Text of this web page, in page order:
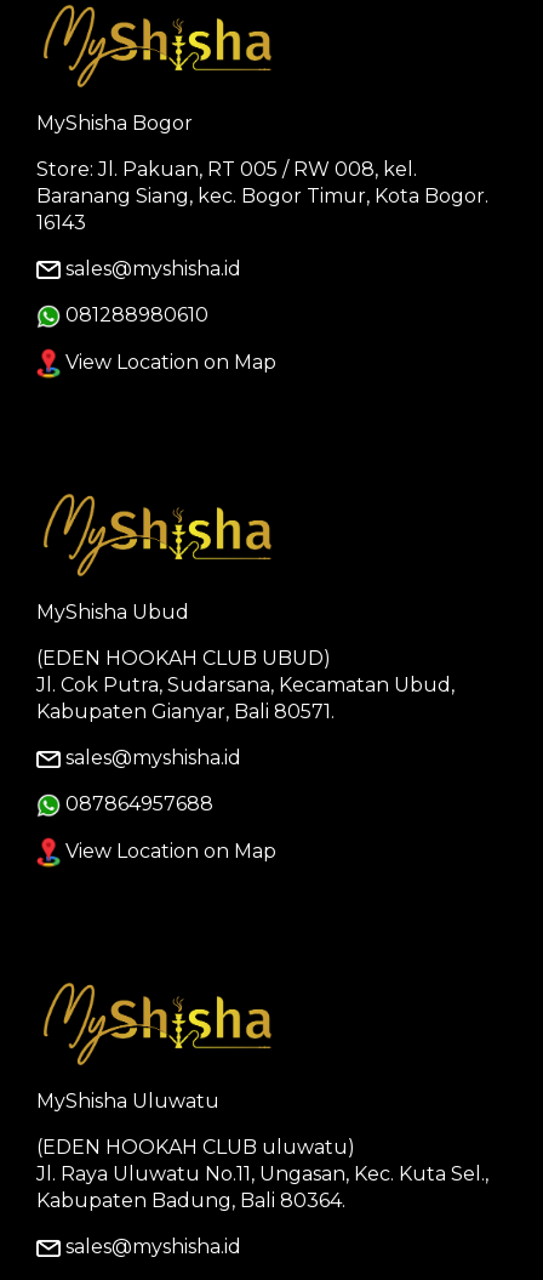
MyShisha Bogor
Store: Jl. Pakuan, RT 005 / RW 008, kel.
Baranang Siang, kec. Bogor Timur, Kota Bogor.
16143
sales@myshisha.id
081288980610
View Location on Map
MyShisha Ubud
(EDEN HOOKAH CLUB UBUD)
Jl. Cok Putra, Sudarsana, Kecamatan Ubud,
Kabupaten Gianyar, Bali 80571.
sales@myshisha.id
087864957688
View Location on Map
MyShisha Uluwatu
(EDEN HOOKAH CLUB uluwatu)
Jl. Raya Uluwatu No.11, Ungasan, Kec. Kuta Sel.,
Kabupaten Badung, Bali 80364.
sales@myshisha.id